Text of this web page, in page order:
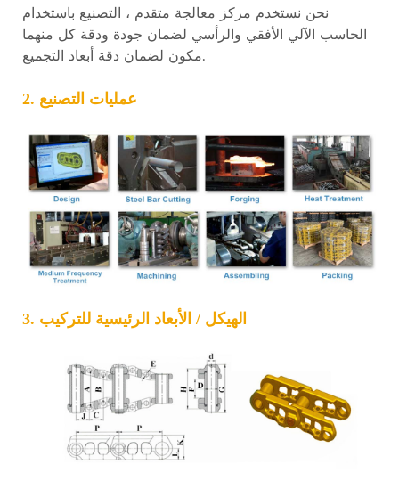
نحن نستخدم مركز معالجة متقدم ، التصنيع باستخدام
الحاسب الآلي الأفقي والرأسي لضمان جودة ودقة كل منهما
مكون لضمان دقة أبعاد التجميع.
2. عمليات التصنيع
3. الهيكل / الأبعاد الرئيسية للتركيب